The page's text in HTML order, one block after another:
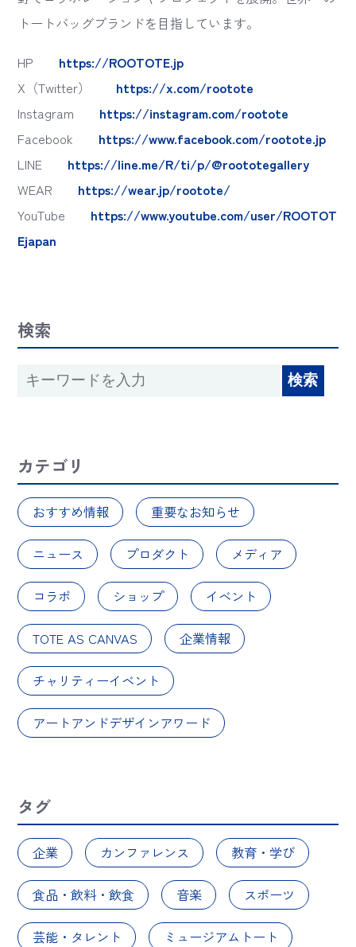
トートバッグブランドを目指しています。
HP https://ROOTOTE.jp
X（Twitter） https://x.com/rootote
Instagram https://instagram.com/rootote
Facebook https://www.facebook.com/rootote.jp
LINE https://line.me/R/ti/p/@roototegallery
WEAR https://wear.jp/rootote/
YouTube https://www.youtube.com/user/ROOTOT
Ejapan
検索
カテゴリ
おすすめ情報 重要なお知らせ
ニュース プロダクト メディア
コラボ ショップ イベント
TOTE AS CANVAS 企業情報
チャリティーイベント
アートアンドデザインアワード
タグ
企業 カンファレンス 教育・学び
食品・飲料・飲食 音楽 スポーツ
芸能・タレント ミュージアムトート